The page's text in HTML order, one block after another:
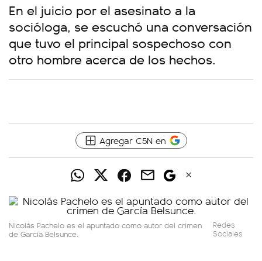
En el juicio por el asesinato a la
socióloga, se escuchó una conversación
que tuvo el principal sospechoso con
otro hombre acerca de los hechos.
Agregar C5N en
Nicolás Pachelo es el apuntado como autor del crimen
de García Belsunce.
Redes
Sociales